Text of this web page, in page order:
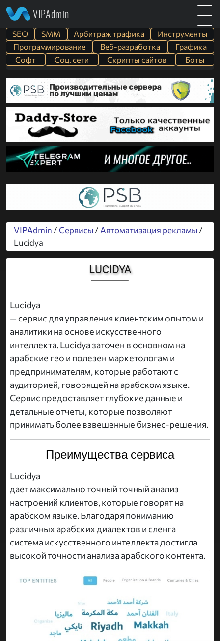
VIPAdmin
SEO SMM Арбитраж трафика
Инструменты
Программирование
Веб-разработка
Графика
Софт
Cоц. сети Скрипты сайтов Боты
VIPAdmin / Сервисы / Автоматизация рекламы /
Lucidya
LUCIDYA
Lucidya
— сервис для управления клиентским опытом и
аналитики на основе искусственного
интеллекта. Lucidya заточен в основном на
арабские гео и полезен маркетологам и
предпринимателям, которые работают с
аудиторией, говорящей на арабском языке.
Сервис предоставляет глубокие данные и
детальные отчеты, которые позволяют
принимать более взвешенные бизнес-решения.
Преимущества сервиса
Lucidya
дает максимально точный точный анализ
настроений клиентов, которые говорят на
арабском языке. Благодаря пониманию
различных арабских диалектов и сленга
система искусственного интеллекта достигла
высокой точности анализа арабского контента.